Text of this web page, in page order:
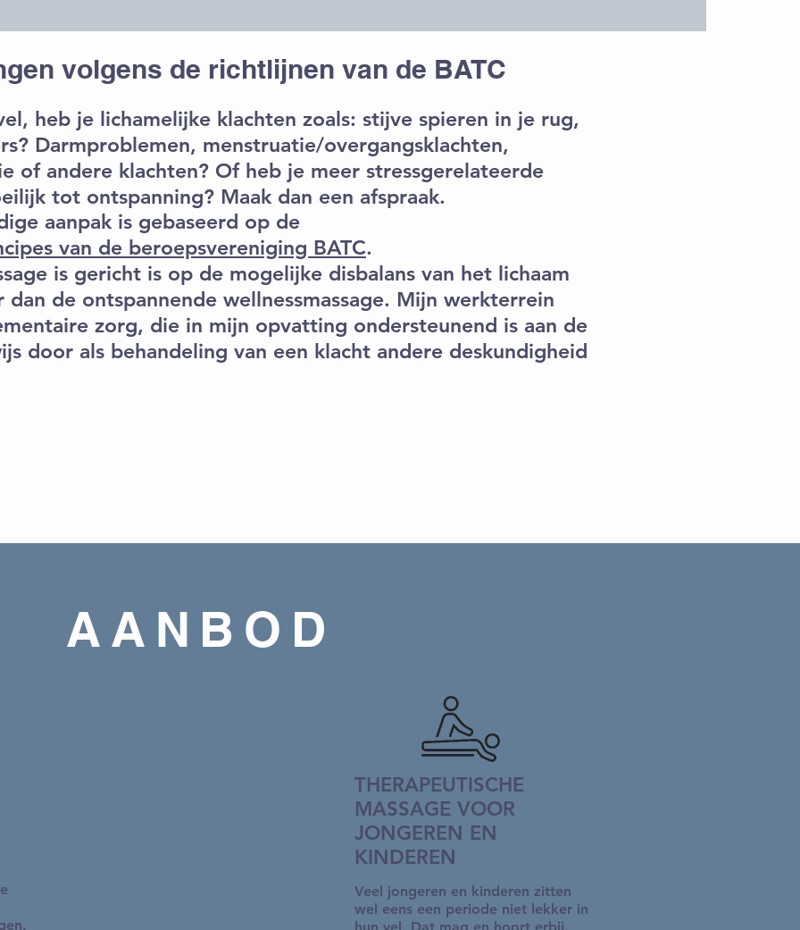
volgens de richtlijnen van de BATC
heb je lichamelijke klachten zoals: stijve spieren in je rug,
Darmproblemen, menstruatie/overgangsklachten,
of andere klachten? Of heb je meer stressgerelateerde
tot ontspanning? Maak dan een afspraak.
aanpak is gebaseerd op de
van de beroepsvereniging BATC.
is gericht is op de mogelijke disbalans van het lichaam
de ontspannende wellnessmassage. Mijn werkterrein
zorg, die in mijn opvatting ondersteunend is aan de
door als behandeling van een klacht andere deskundigheid
AANBOD
Veel jongeren en kinderen zitten
wel eens een periode niet lekker in
THERAPEUTISCHE
MASSAGE VOOR
JONGEREN EN
KINDEREN